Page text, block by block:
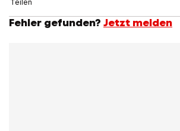
Teilen
Fehler gefunden? Jetzt melden